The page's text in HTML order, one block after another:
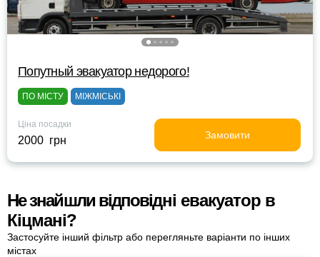
Попутный эвакуатор недорого!
ПО МІСТУ МІЖМІСЬКІ
Ціна посадки
2000 грн Замовити
Не знайшли відповідні евакуатор в
Кіцмані?
Застосуйте інший фільтр або перегляньте варіанти по інших
містах